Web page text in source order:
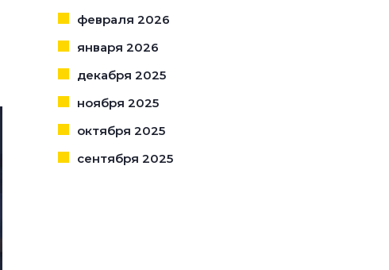
февраля 2026
января 2026
декабря 2025
ноября 2025
октября 2025
сентября 2025